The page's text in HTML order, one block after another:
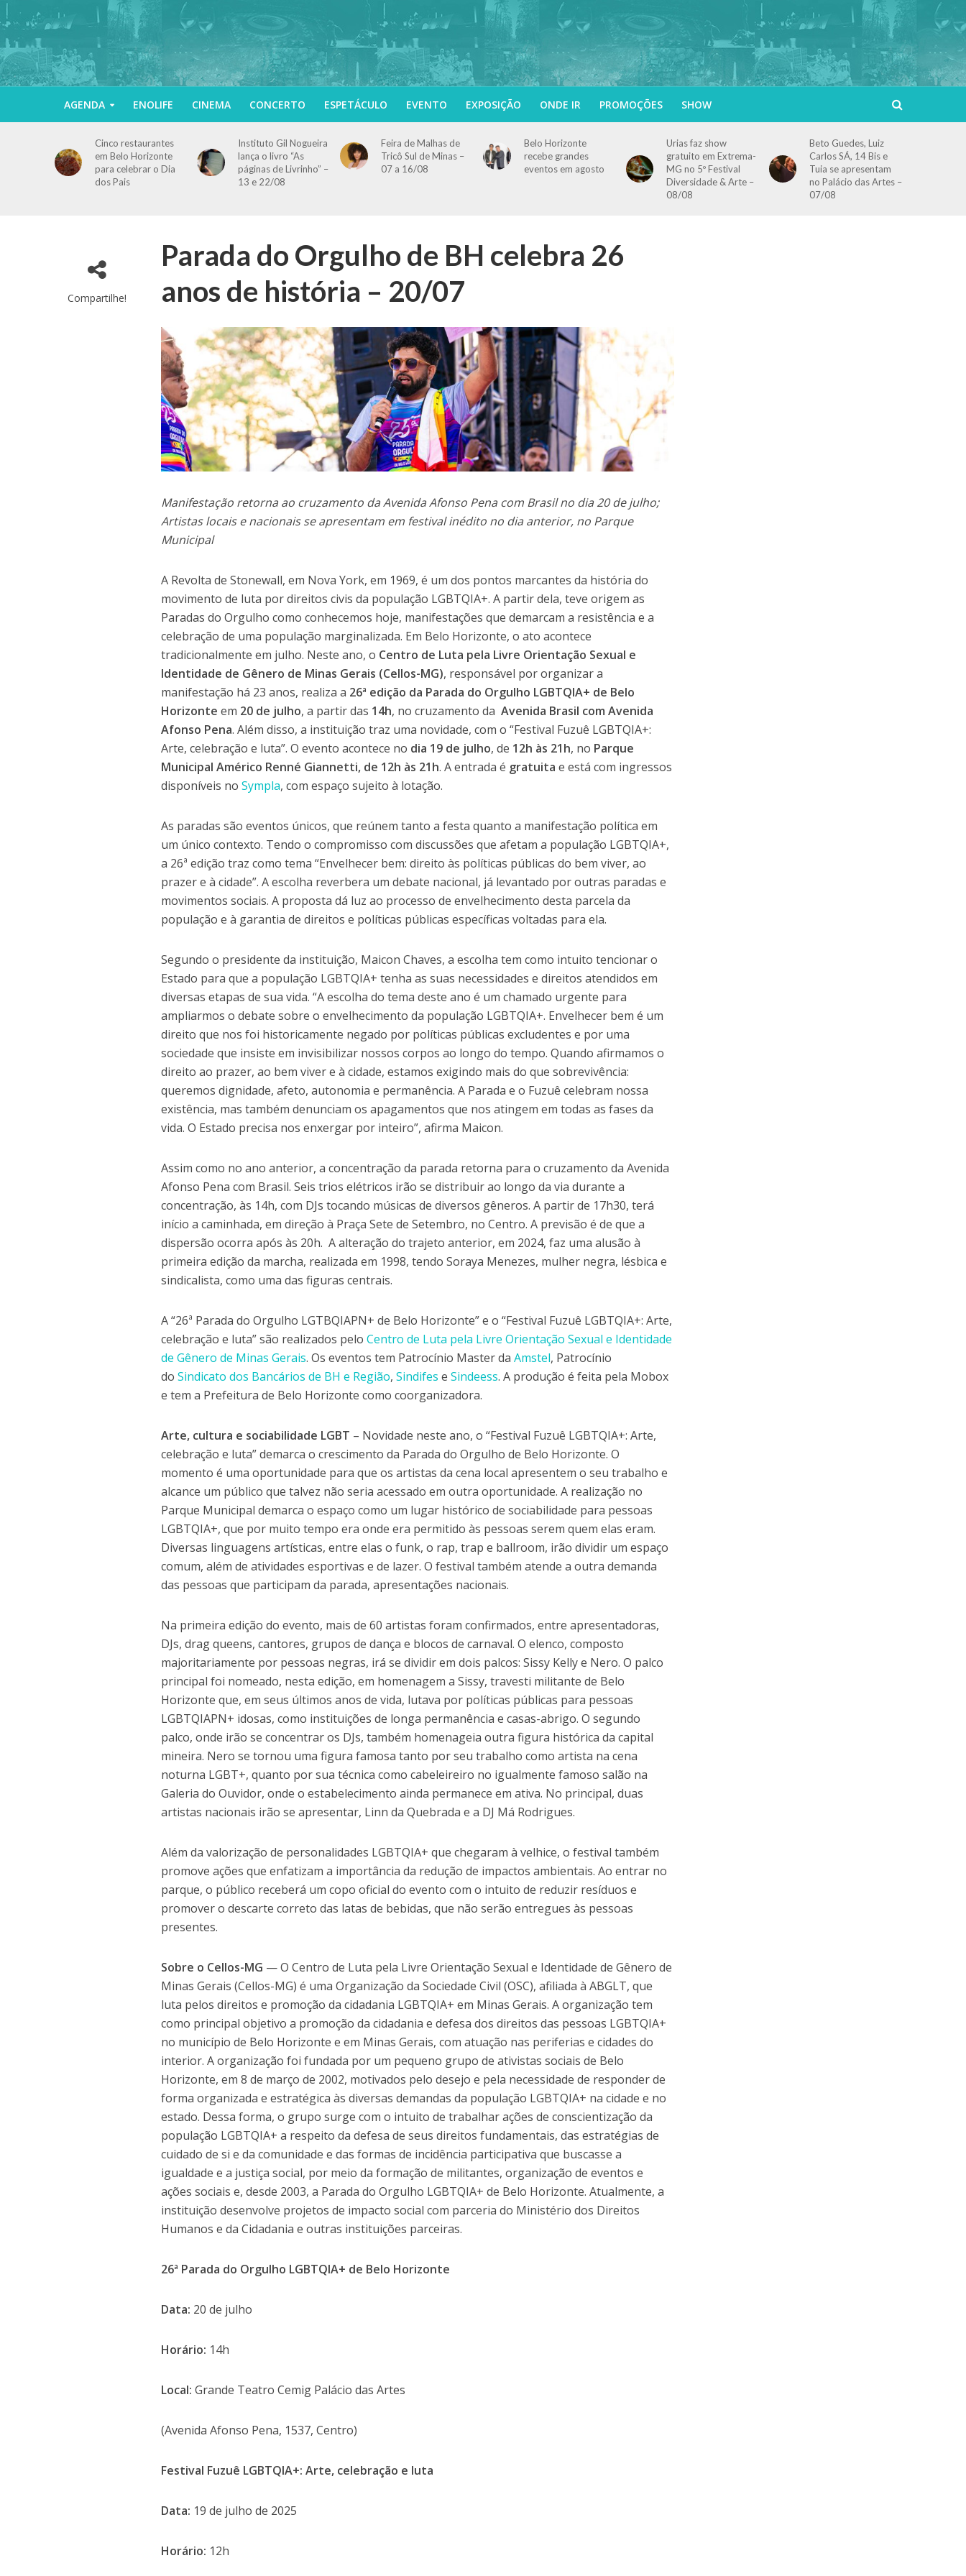
AGENDA ENOLIFE CINEMA CONCERTO ESPETÁCULO EVENTO EXPOSIÇÃO ONDE IR PROMOÇÕES SHOW
Cinco restaurantes
em Belo Horizonte
para celebrar o Dia
dos Pais
Instituto Gil Nogueira
lança o livro “As
páginas de Livrinho” –
13 e 22/08
Feira de Malhas de
Tricô Sul de Minas –
07 a 16/08
Belo Horizonte
recebe grandes
eventos em agosto
Urias faz show
gratuito em Extrema-
MG no 5º Festival
Diversidade & Arte –
08/08
Beto Guedes, Luiz
Carlos SÁ, 14 Bis e
Tuia se apresentam
no Palácio das Artes –
07/08
Compartilhe!
Parada do Orgulho de BH celebra 26
anos de história – 20/07
Manifestação retorna ao cruzamento da Avenida Afonso Pena com Brasil no dia 20 de julho;
Artistas locais e nacionais se apresentam em festival inédito no dia anterior, no Parque
Municipal
A Revolta de Stonewall, em Nova York, em 1969, é um dos pontos marcantes da história do
movimento de luta por direitos civis da população LGBTQIA+. A partir dela, teve origem as
Paradas do Orgulho como conhecemos hoje, manifestações que demarcam a resistência e a
celebração de uma população marginalizada. Em Belo Horizonte, o ato acontece
tradicionalmente em julho. Neste ano, o Centro de Luta pela Livre Orientação Sexual e
Identidade de Gênero de Minas Gerais (Cellos-MG), responsável por organizar a
manifestação há 23 anos, realiza a 26ª edição da Parada do Orgulho LGBTQIA+ de Belo
Horizonte em 20 de julho, a partir das 14h, no cruzamento daAvenida Brasil com Avenida
Afonso Pena. Além disso, a instituição traz uma novidade, com o “Festival Fuzuê LGBTQIA+:
Arte, celebração e luta”. O evento acontece no dia 19 de julho, de 12h às 21h, no Parque
Municipal Américo Renné Giannetti, de 12h às 21h. A entrada é gratuita e está com ingressos
disponíveis noSympla, com espaço sujeito à lotação.
As paradas são eventos únicos, que reúnem tanto a festa quanto a manifestação política em
um único contexto. Tendo o compromisso com discussões que afetam a população LGBTQIA+,
a 26ª edição traz como tema “Envelhecer bem: direito às políticas públicas do bem viver, ao
prazer e à cidade”. A escolha reverbera um debate nacional, já levantado por outras paradas e
movimentos sociais. A proposta dá luz ao processo de envelhecimento desta parcela da
população e à garantia de direitos e políticas públicas específicas voltadas para ela.
Segundo o presidente da instituição, Maicon Chaves, a escolha tem como intuito tencionar o
Estado para que a população LGBTQIA+ tenha as suas necessidades e direitos atendidos em
diversas etapas de sua vida. “A escolha do tema deste ano é um chamado urgente para
ampliarmos o debate sobre o envelhecimento da população LGBTQIA+. Envelhecer bem é um
direito que nos foi historicamente negado por políticas públicas excludentes e por uma
sociedade que insiste em invisibilizar nossos corpos ao longo do tempo. Quando afirmamos o
direito ao prazer, ao bem viver e à cidade, estamos exigindo mais do que sobrevivência:
queremos dignidade, afeto, autonomia e permanência. A Parada e o Fuzuê celebram nossa
existência, mas também denunciam os apagamentos que nos atingem em todas as fases da
vida. O Estado precisa nos enxergar por inteiro”, afirma Maicon.
Assim como no ano anterior, a concentração da parada retorna para o cruzamento da Avenida
Afonso Pena com Brasil. Seis trios elétricos irão se distribuir ao longo da via durante a
concentração, às 14h, com DJs tocando músicas de diversos gêneros. A partir de 17h30, terá
início a caminhada, em direção à Praça Sete de Setembro, no Centro. A previsão é de que a
dispersão ocorra após às 20h. A alteração do trajeto anterior, em 2024, faz uma alusão à
primeira edição da marcha, realizada em 1998, tendo Soraya Menezes, mulher negra, lésbica e
sindicalista, como uma das figuras centrais.
A “26ª Parada do Orgulho LGTBQIAPN+ de Belo Horizonte” e o “Festival Fuzuê LGBTQIA+: Arte,
celebração e luta” são realizados peloCentro de Luta pela Livre Orientação Sexual e Identidade
de Gênero de Minas Gerais. Os eventos tem Patrocínio Master daAmstel, Patrocínio
doSindicato dos Bancários de BH e Região,Sindifes eSindeess. A produção é feita pela Mobox
e tem a Prefeitura de Belo Horizonte como coorganizadora.
Arte, cultura e sociabilidade LGBT – Novidade neste ano, o “Festival Fuzuê LGBTQIA+: Arte,
celebração e luta” demarca o crescimento da Parada do Orgulho de Belo Horizonte. O
momento é uma oportunidade para que os artistas da cena local apresentem o seu trabalho e
alcance um público que talvez não seria acessado em outra oportunidade. A realização no
Parque Municipal demarca o espaço como um lugar histórico de sociabilidade para pessoas
LGBTQIA+, que por muito tempo era onde era permitido às pessoas serem quem elas eram.
Diversas linguagens artísticas, entre elas o funk, o rap, trap e ballroom, irão dividir um espaço
comum, além de atividades esportivas e de lazer. O festival também atende a outra demanda
das pessoas que participam da parada, apresentações nacionais.
Na primeira edição do evento, mais de 60 artistas foram confirmados, entre apresentadoras,
DJs, drag queens, cantores, grupos de dança e blocos de carnaval. O elenco, composto
majoritariamente por pessoas negras, irá se dividir em dois palcos: Sissy Kelly e Nero. O palco
principal foi nomeado, nesta edição, em homenagem a Sissy, travesti militante de Belo
Horizonte que, em seus últimos anos de vida, lutava por políticas públicas para pessoas
LGBTQIAPN+ idosas, como instituições de longa permanência e casas-abrigo. O segundo
palco, onde irão se concentrar os DJs, também homenageia outra figura histórica da capital
mineira. Nero se tornou uma figura famosa tanto por seu trabalho como artista na cena
noturna LGBT+, quanto por sua técnica como cabeleireiro no igualmente famoso salão na
Galeria do Ouvidor, onde o estabelecimento ainda permanece em ativa. No principal, duas
artistas nacionais irão se apresentar, Linn da Quebrada e a DJ Má Rodrigues.
Além da valorização de personalidades LGBTQIA+ que chegaram à velhice, o festival também
promove ações que enfatizam a importância da redução de impactos ambientais. Ao entrar no
parque, o público receberá um copo oficial do evento com o intuito de reduzir resíduos e
promover o descarte correto das latas de bebidas, que não serão entregues às pessoas
presentes.
Sobre o Cellos-MG — O Centro de Luta pela Livre Orientação Sexual e Identidade de Gênero de
Minas Gerais (Cellos-MG) é uma Organização da Sociedade Civil (OSC), afiliada à ABGLT, que
luta pelos direitos e promoção da cidadania LGBTQIA+ em Minas Gerais. A organização tem
como principal objetivo a promoção da cidadania e defesa dos direitos das pessoas LGBTQIA+
no município de Belo Horizonte e em Minas Gerais, com atuação nas periferias e cidades do
interior. A organização foi fundada por um pequeno grupo de ativistas sociais de Belo
Horizonte, em 8 de março de 2002, motivados pelo desejo e pela necessidade de responder de
forma organizada e estratégica às diversas demandas da população LGBTQIA+ na cidade e no
estado. Dessa forma, o grupo surge com o intuito de trabalhar ações de conscientização da
população LGBTQIA+ a respeito da defesa de seus direitos fundamentais, das estratégias de
cuidado de si e da comunidade e das formas de incidência participativa que buscasse a
igualdade e a justiça social, por meio da formação de militantes, organização de eventos e
ações sociais e, desde 2003, a Parada do Orgulho LGBTQIA+ de Belo Horizonte. Atualmente, a
instituição desenvolve projetos de impacto social com parceria do Ministério dos Direitos
Humanos e da Cidadania e outras instituições parceiras.
26ª Parada do Orgulho LGBTQIA+ de Belo Horizonte
Data: 20 de julho
Horário: 14h
Local: Grande Teatro Cemig Palácio das Artes
(Avenida Afonso Pena, 1537, Centro)
Festival Fuzuê LGBTQIA+: Arte, celebração e luta
Data: 19 de julho de 2025
Horário: 12h